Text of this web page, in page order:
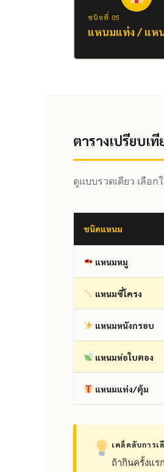
ชนิดที่ 05
แหนมแท่ง / แห
ตารางเปรียบเ
ดูแบบรวดเดียว เลือก
ชนิดแหนม
แหนมหมู
แหนมซี่โครง
แหนมหนังกรอบ
แหนมห่อใบตอง
แหนมแท่ง/ตุ้ม
เคล็ดลับการเ
ถ้ากินครั้งแร